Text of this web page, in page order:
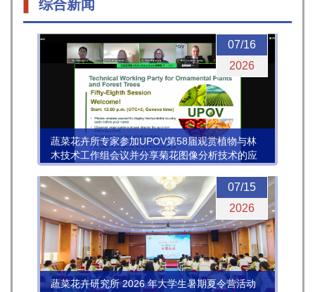
综合新闻
07/16
2026
蔬菜花卉所专家参加UPOV第58届观赏植物与林
木技术工作组会议并分享菊花图像分析技术的应
用进展
07/15
2026
蔬菜花卉研究所 2026 年大学生暑期夏令营活动